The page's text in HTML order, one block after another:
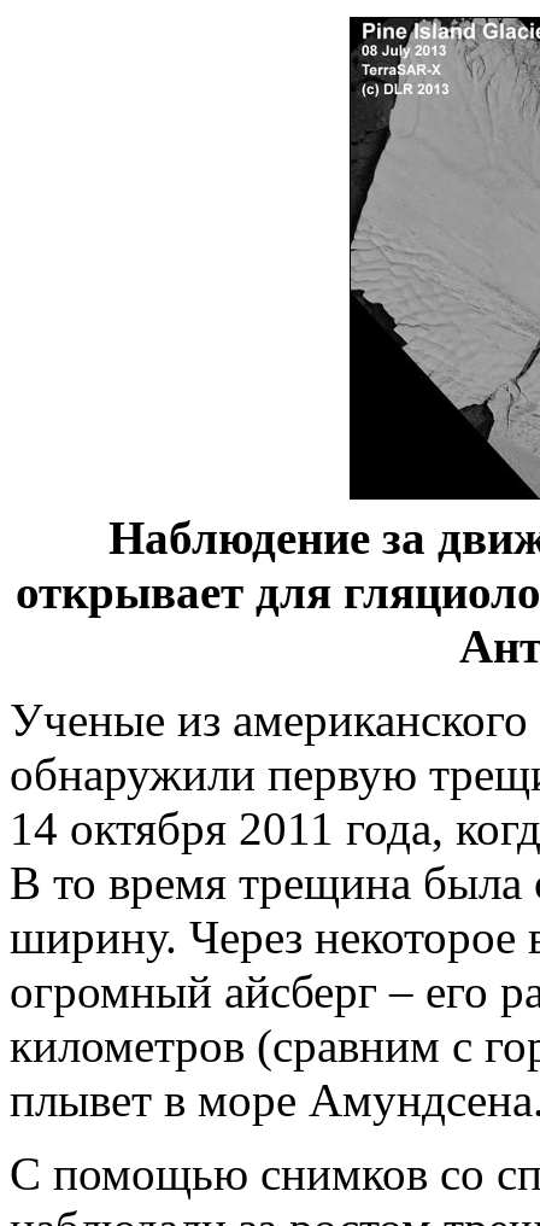
Наблюдение за
открывает для
Ученые из
обнаружили первую
14 октября 2011 года,
В то время трещина
ширину. Через некоторое
огромный айсберг – его
километров (сравним с
плывет в море
С помощью снимков со